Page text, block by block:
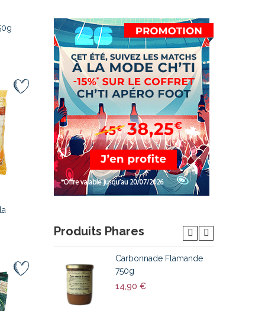
Produits Phares
Carbonnade Flamande
750g
14,90 €